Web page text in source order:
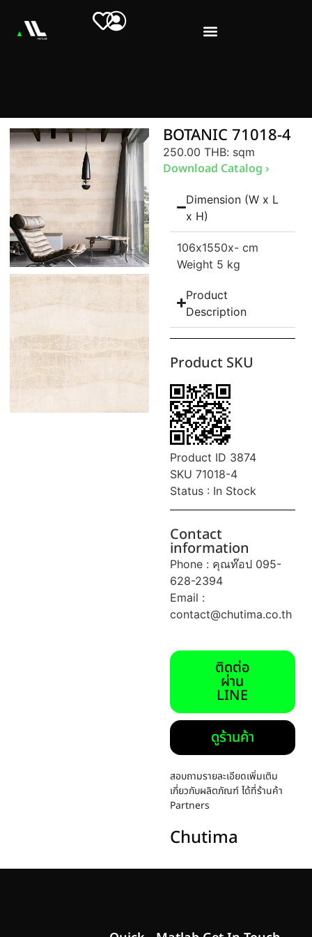
BOTANIC 71018-4
250.00 THB: sqm
Download Catalog ›
Dimension (W x L
x H)
106x1550x- cm
Weight 5 kg
Product
Description
Product SKU
Product ID 3874
SKU 71018-4
Status : In Stock
Contact
information
Phone : คุณท๊อป 095-
628-2394
Email :
contact@chutima.co.th
ติดต่อ
ผ่าน
LINE
ดูร้านค้า
สอบถามรายละเอียดเพิ่มเติม
เกี่ยวกับผลิตภัณฑ์ ได้ที่ร้านค้า
Partners
Chutima